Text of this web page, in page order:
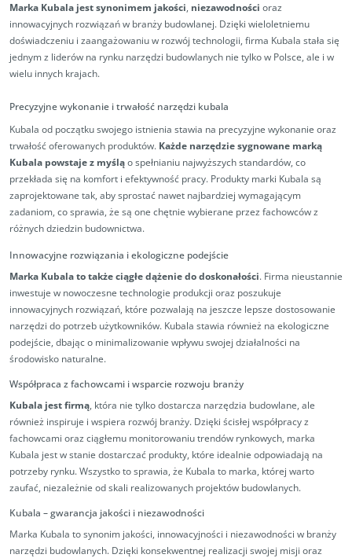
Marka Kubala jest synonimem jakości, niezawodności oraz
innowacyjnych rozwiązań w branży budowlanej. Dzięki wieloletniemu
doświadczeniu i zaangażowaniu w rozwój technologii, firma Kubala stała się
jednym z liderów na rynku narzędzi budowlanych nie tylko w Polsce, ale i w
wielu innych krajach.
Precyzyjne wykonanie i trwałość narzędzi kubala
Kubala od początku swojego istnienia stawia na precyzyjne wykonanie oraz
trwałość oferowanych produktów. Każde narzędzie sygnowane marką
Kubala powstaje z myśląo spełnianiu najwyższych standardów, co
przekłada się na komfort i efektywność pracy. Produkty marki Kubala są
zaprojektowane tak, aby sprostać nawet najbardziej wymagającym
zadaniom, co sprawia, że są one chętnie wybierane przez fachowców z
różnych dziedzin budownictwa.
Innowacyjne rozwiązania i ekologiczne podejście
Marka Kubala to także ciągłe dążenie do doskonałości. Firma nieustannie
inwestuje w nowoczesne technologie produkcji oraz poszukuje
innowacyjnych rozwiązań, które pozwalają na jeszcze lepsze dostosowanie
narzędzi do potrzeb użytkowników. Kubala stawia również na ekologiczne
podejście, dbając o minimalizowanie wpływu swojej działalności na
środowisko naturalne.
Współpraca z fachowcami i wsparcie rozwoju branży
Kubala jest firmą, która nie tylko dostarcza narzędzia budowlane, ale
również inspiruje i wspiera rozwój branży. Dzięki ścisłej współpracy z
fachowcami oraz ciągłemu monitorowaniu trendów rynkowych, marka
Kubala jest w stanie dostarczać produkty, które idealnie odpowiadają na
potrzeby rynku. Wszystko to sprawia, że Kubala to marka, której warto
zaufać, niezależnie od skali realizowanych projektów budowlanych.
Kubala – gwarancja jakości i niezawodności
Marka Kubala to synonim jakości, innowacyjności i niezawodności w branży
narzędzi budowlanych. Dzięki konsekwentnej realizacji swojej misji oraz